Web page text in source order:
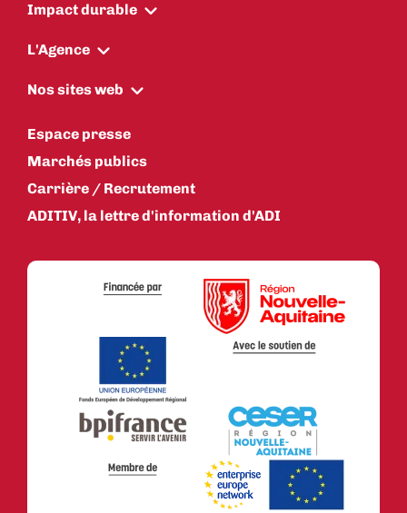
Impact durable
L'Agence
Nos sites web
Espace presse
Marchés publics
Carrière / Recrutement
ADITIV, la lettre d'information d'ADI